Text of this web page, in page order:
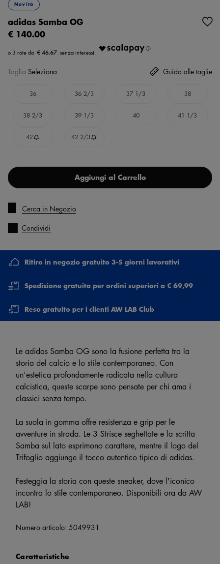
Novità
adidas Samba OG
€ 140.00
€ 46.67
Taglia Seleziona
36 36 2/3 37 1/3 38
38 2/3 39 1/3 40 41 1/3
42 42 2/3
Guida alle taglie
Aggiungi al Carrello
Cerca in Negozio
Condividi
Ritiro in negozio gratuito 3-5 giorni lavorativi
Spedizione gratuita per ordini superiori a € 69,99
Reso gratuito per i clienti AW LAB Club
Le adidas Samba OG sono la fusione perfetta tra la
storia del calcio e lo stile contemporaneo. Con
un'estetica profondamente radicata nella cultura
calcistica, queste scarpe sono pensate per chi ama i
classici senza tempo.
La suola in gomma offre resistenza e grip per le
avventure in strada. Le 3 Strisce seghettate e la scritta
Samba sul lato esprimono carattere, mentre il logo del
Trifoglio aggiunge il tocco autentico tipico di adidas.
Festeggia la storia con queste sneaker, dove l'iconico
incontra lo stile contemporaneo. Disponibili ora da AW
LAB!
Numero articolo: 5049931
Caratteristiche